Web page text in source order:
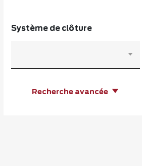
Système de clôture
Recherche avancée